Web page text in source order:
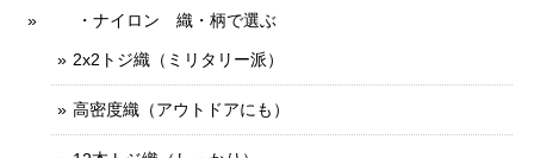
・ナイロン 織・柄で選ぶ
2x2トジ織（ミリタリー派）
高密度織（アウトドアにも）